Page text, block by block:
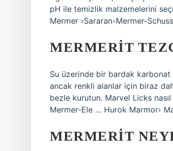
pH ile temizlik malzemelerini
Mermer ›Sararan-Mermer-
MERMERIT
Su üzerinde bir bardak
ancak renkli alanlar için biraz
bezle kurutun. Marvel Licks
Mermer-Ele … Hurok Marmor›
MERMERIT